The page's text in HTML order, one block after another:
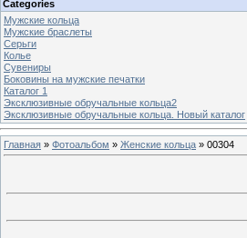
Categories
Мужские кольца
Мужские браслеты
Серьги
Колье
Сувениры
Боковины на мужские печатки
Каталог 1
Эксклюзивные обручальные кольца2
Эксклюзивные обручальные кольца. Новый каталог
Главная » Фотоальбом » Женские кольца » 00304